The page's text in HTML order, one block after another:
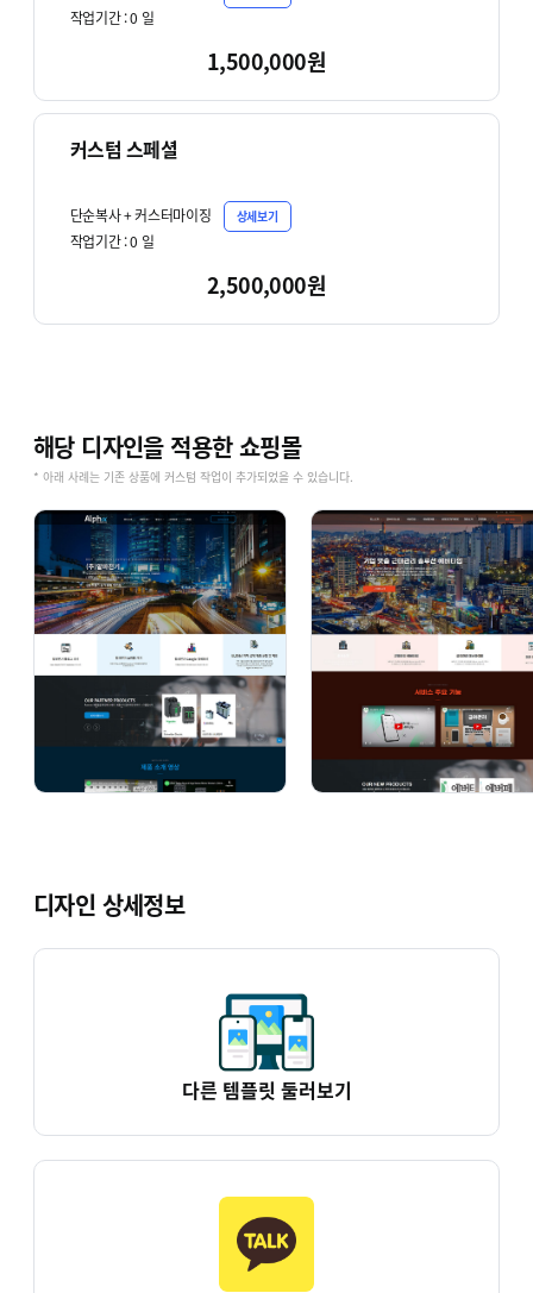
작업기간 :0 일
1,500,000원
커스텀 스페셜
단순복사 + 커스터마이징 상세보기
작업기간 :0 일
2,500,000원
해당 디자인을 적용한 쇼핑몰
* 아래 사례는 기존 상품에 커스텀 작업이 추가되었을 수 있습니다.
디자인 상세정보
다른 템플릿 둘러보기